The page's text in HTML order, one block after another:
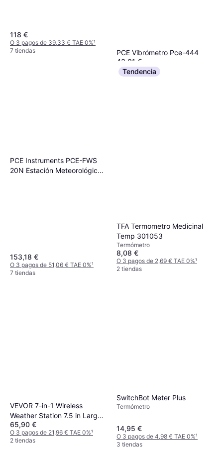
118 €
O 3 pagos de 39,33 € TAE 0%¹
7 tiendas
PCE Vibrómetro Pce-444
43,01 €
O 3 pagos de 14,33 € TAE 0%
6 tiendas
PCE Instruments PCE-FWS
20N Estación Meteorológica
153,18 €
O 3 pagos de 51,06 € TAE 0%¹
7 tiendas
Tendencia
TFA Termometro Medicinal
Temp 301053
Termómetro
8,08 €
O 3 pagos de 2,69 € TAE 0%¹
2 tiendas
VEVOR 7-in-1 Wireless
Weather Station 7.5 in Large
Color Display
65,90 €
O 3 pagos de 21,96 € TAE 0%¹
2 tiendas
SwitchBot Meter Plus
Termómetro
14,95 €
O 3 pagos de 4,98 € TAE 0%¹
3 tiendas